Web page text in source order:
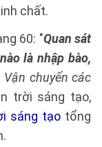
chất.
60: "Quan sát
là nhập bào,
Vận chuyển các
trời sáng tạo,
sáng tạo tổng